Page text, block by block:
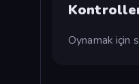
Oynamak için